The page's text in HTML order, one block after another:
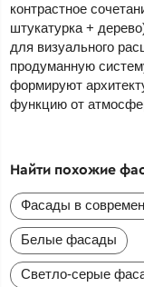
контрастное
штукатурка +
для визуального
продуманную
формируют
функцию от
Найти похожие
Фасады в
Белые фасады
Светло-серые